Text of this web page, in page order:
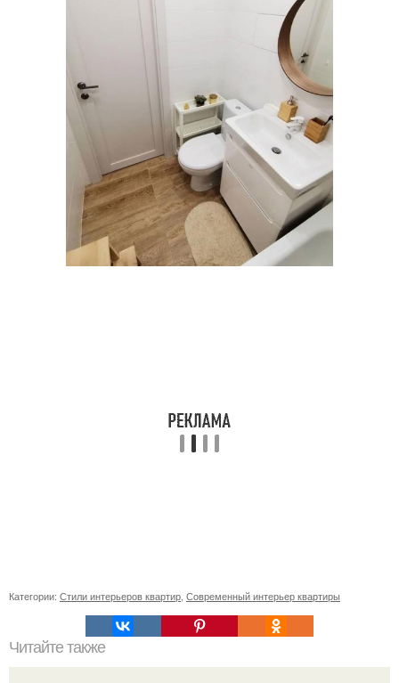
Категории: Стили интерьеров квартир Современный интерьер квартиры
Читайте также